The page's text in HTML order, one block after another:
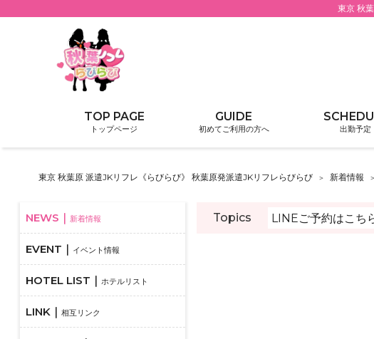
東京 秋
トップページ 初めてご利用の方へ 出勤予定
東京 秋葉原 派遣JKリフレ《らびらび》 秋葉原発派遣JKリフレらびらび 新着情報
Topics LINEご予約はこち
新着情報
イベント情報
ホテルリスト
相互リンク